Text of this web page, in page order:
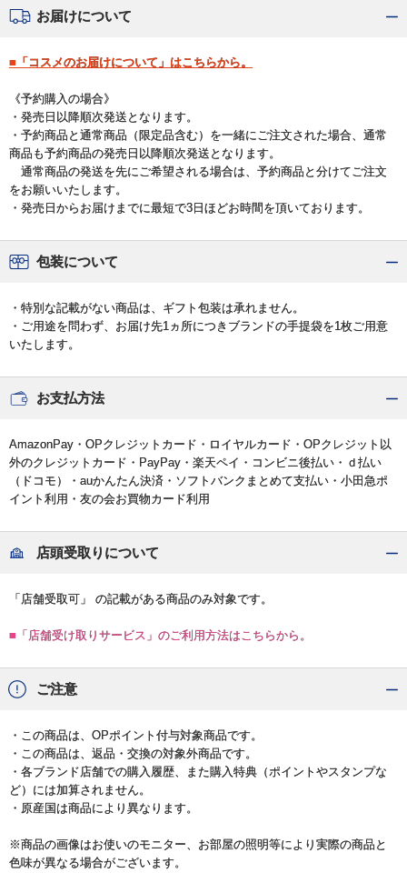
お届けについて
■「コスメのお届けについて」はこちらから。
《予約購入の場合》
・発売日以降順次発送となります。
・予約商品と通常商品（限定品含む）を一緒にご注文された場合、通常
商品も予約商品の発売日以降順次発送となります。
通常商品の発送を先にご希望される場合は、予約商品と分けてご注文
をお願いいたします。
・発売日からお届けまでに最短で3日ほどお時間を頂いております。
包装について
・特別な記載がない商品は、ギフト包装は承れません。
・ご用途を問わず、お届け先1ヵ所につきブランドの手提袋を1枚ご用意
いたします。
お支払方法
AmazonPay・OPクレジットカード・ロイヤルカード・OPクレジット以
外のクレジットカード・PayPay・楽天ペイ・コンビニ後払い・ｄ払い
（ドコモ）・auかんたん決済・ソフトバンクまとめて支払い・小田急ポ
イント利用・友の会お買物カード利用
店頭受取りについて
「店舗受取可」 の記載がある商品のみ対象です。
■「店舗受け取りサービス」のご利用方法はこちらから。
ご注意
・この商品は、OPポイント付与対象商品です。
・この商品は、返品・交換の対象外商品です。
・各ブランド店舗での購入履歴、また購入特典（ポイントやスタンプな
ど）には加算されません。
・原産国は商品により異なります。
※商品の画像はお使いのモニター、お部屋の照明等により実際の商品と
色味が異なる場合がございます。